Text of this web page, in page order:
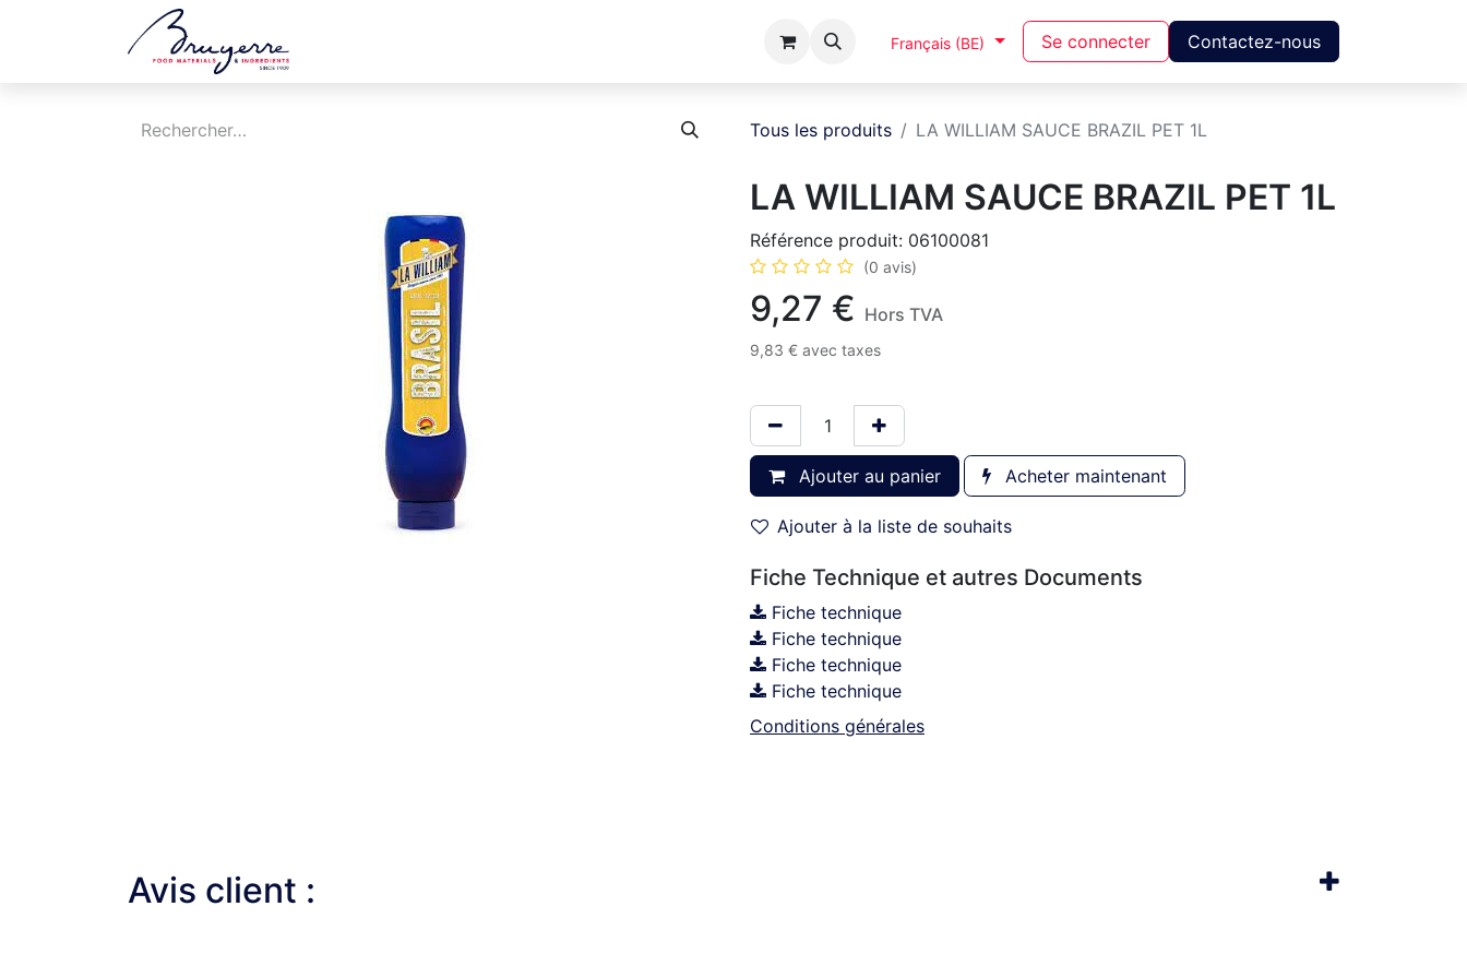
A Propos Français (BE) Se connecter Contactez-nous
Tous les produits LA WILLIAM SAUCE BRAZIL PET 1L
LA WILLIAM SAUCE BRAZIL PET 1L
Référence produit: 06100081
(0 avis)
9,27 € Hors TVA
9,83 € avec taxes
Ajouter au panier Acheter maintenant
Ajouter à la liste de souhaits
Fiche Technique et autres Documents
Fiche technique
Fiche technique
Fiche technique
Fiche technique
Conditions générales
Avis client :